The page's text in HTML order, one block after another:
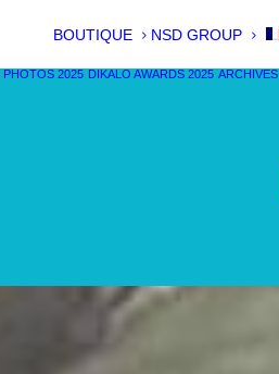
BOUTIQUE NSD GROUP
PHOTOS 2025 DIKALO AWARDS 2025 ARCHIVES